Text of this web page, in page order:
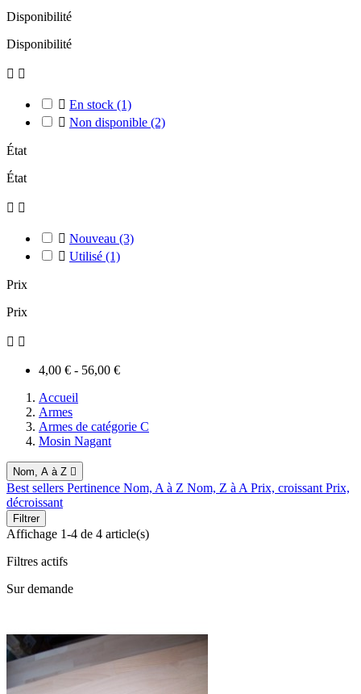
Disponibilité
Disponibilité
 
 En stock (1)
 Non disponible (2)
État
État
 
 Nouveau (3)
 Utilisé (1)
Prix
Prix
 
4,00 € - 56,00 €
Accueil
Armes
Armes de catégorie C
Mosin Nagant
Nom, A à Z 
Best sellers Pertinence Nom, A à Z Nom, Z à A Prix, croissant Prix,
décroissant
Filtrer
Affichage 1-4 de 4 article(s)
Filtres actifs
Sur demande